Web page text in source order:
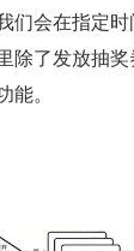
们会在指定
除了发放抽
。